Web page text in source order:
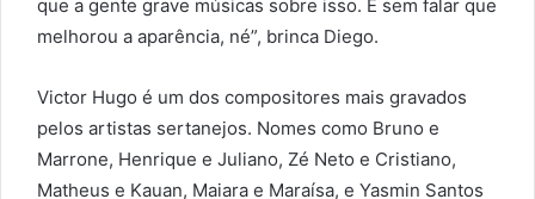
que a gente grave músicas sobre isso. E sem falar que
melhorou a aparência, né”, brinca Diego.
Victor Hugo é um dos compositores mais gravados
pelos artistas sertanejos. Nomes como Bruno e
Marrone, Henrique e Juliano, Zé Neto e Cristiano,
Matheus e Kauan, Maiara e Maraísa, e Yasmin Santos